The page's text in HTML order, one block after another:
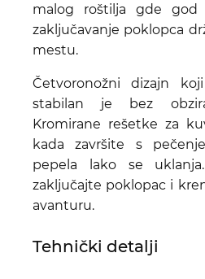
malog roštilja gde god
zaključavanje poklopca
mestu.
Četvoronožni dizajn
stabilan je bez
Kromirane rešetke za
kada završite s
pepela lako se
zaključajte poklopac i
avanturu.
Tehnički detalji